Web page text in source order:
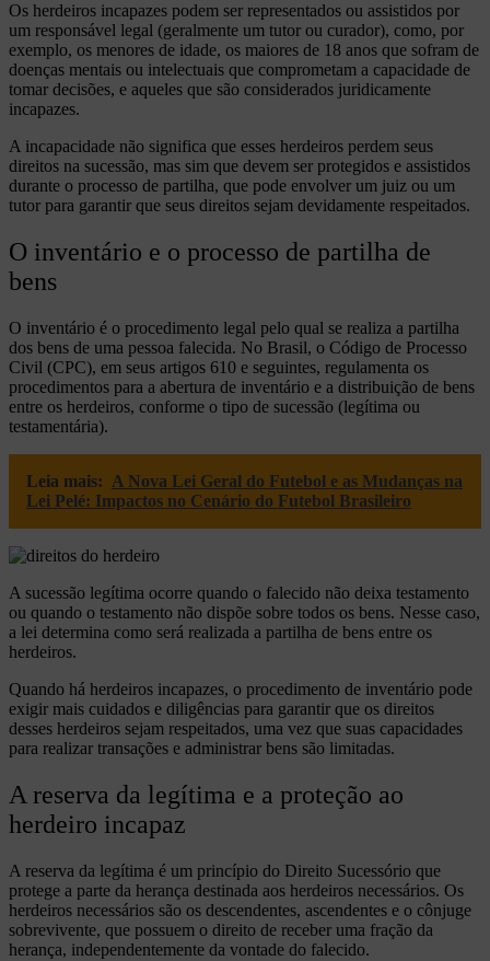
Os herdeiros incapazes podem ser representados ou assistidos por
um responsável legal (geralmente um tutor ou curador), como, por
exemplo, os menores de idade, os maiores de 18 anos que sofram de
doenças mentais ou intelectuais que comprometam a capacidade de
tomar decisões, e aqueles que são considerados juridicamente
incapazes.
A incapacidade não significa que esses herdeiros perdem seus
direitos na sucessão, mas sim que devem ser protegidos e assistidos
durante o processo de partilha, que pode envolver um juiz ou um
tutor para garantir que seus direitos sejam devidamente respeitados.
O inventário e o processo de partilha de
bens
O inventário é o procedimento legal pelo qual se realiza a partilha
dos bens de uma pessoa falecida. No Brasil, o Código de Processo
Civil (CPC), em seus artigos 610 e seguintes, regulamenta os
procedimentos para a abertura de inventário e a distribuição de bens
entre os herdeiros, conforme o tipo de sucessão (legítima ou
testamentária).
Leia mais: A Nova Lei Geral do Futebol e as Mudanças na
Lei Pelé: Impactos no Cenário do Futebol Brasileiro
A sucessão legítima ocorre quando o falecido não deixa testamento
ou quando o testamento não dispõe sobre todos os bens. Nesse caso,
a lei determina como será realizada a partilha de bens entre os
herdeiros.
Quando há herdeiros incapazes, o procedimento de inventário pode
exigir mais cuidados e diligências para garantir que os direitos
desses herdeiros sejam respeitados, uma vez que suas capacidades
para realizar transações e administrar bens são limitadas.
A reserva da legítima e a proteção ao
herdeiro incapaz
A reserva da legítima é um princípio do Direito Sucessório que
protege a parte da herança destinada aos herdeiros necessários. Os
herdeiros necessários são os descendentes, ascendentes e o cônjuge
sobrevivente, que possuem o direito de receber uma fração da
herança, independentemente da vontade do falecido.